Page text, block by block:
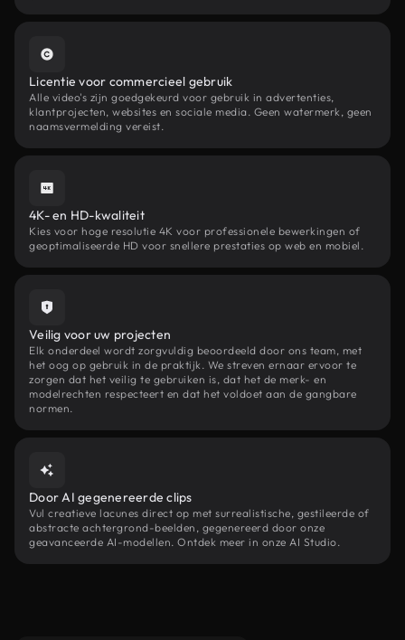
Licentie voor commercieel gebruik
Alle video's zijn goedgekeurd voor gebruik in advertenties,
klantprojecten, websites en sociale media. Geen watermerk, geen
naamsvermelding vereist.
4K- en HD-kwaliteit
Kies voor hoge resolutie 4K voor professionele bewerkingen of
geoptimaliseerde HD voor snellere prestaties op web en mobiel.
Veilig voor uw projecten
Elk onderdeel wordt zorgvuldig beoordeeld door ons team, met
het oog op gebruik in de praktijk. We streven ernaar ervoor te
zorgen dat het veilig te gebruiken is, dat het de merk- en
modelrechten respecteert en dat het voldoet aan de gangbare
normen.
Door AI gegenereerde clips
Vul creatieve lacunes direct op met surrealistische, gestileerde of
abstracte achtergrond-beelden, gegenereerd door onze
geavanceerde AI-modellen. Ontdek meer in onze AI Studio.